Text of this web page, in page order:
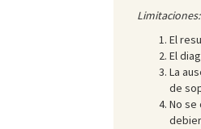
Limitaciones:
El
El
La
de
No se